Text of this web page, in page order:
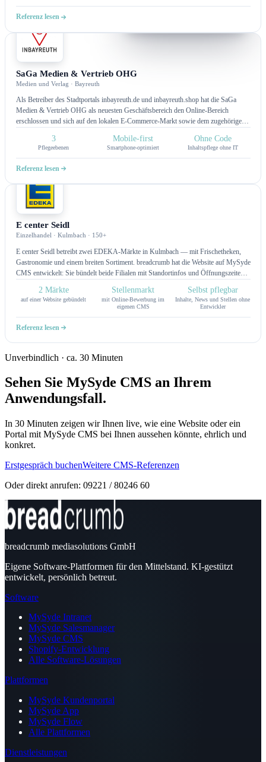
Referenz lesen
SaGa Medien & Vertrieb OHG
Medien und Verlag · Bayreuth
Als Betreiber des Stadtportals inbayreuth.de und inbayreuth.shop hat die SaGa
Medien & Vertrieb OHG als neuesten Geschäftsbereich den Online-Bereich
erschlossen und sich auf den lokalen E-Commerce-Markt sowie dem zugehörigen
3
Pflegeebenen
Mobile-first
Smartphone-optimiert
Ohne Code
Inhaltspflege ohne IT
Referenz lesen
E center Seidl
Einzelhandel · Kulmbach · 150+
E center Seidl betreibt zwei EDEKA-Märkte in Kulmbach — mit Frischetheken,
Gastronomie und einem breiten Sortiment. breadcrumb hat die Website auf MySyde
CMS entwickelt: Sie bündelt beide Filialen mit Standortinfos und Öffnungszeiten,
Stellenmarkt mit Online-Bewerbung mit. Inhalte, News und Stellen pflegt das Team
2 Märkte
auf einer Website gebündelt
Stellenmarkt
mit Online-Bewerbung im
eigenen CMS
Selbst pflegbar
Inhalte, News und Stellen ohne
Entwickler
Referenz lesen
Unverbindlich · ca. 30 Minuten
Sehen Sie MySyde CMS an Ihrem
Anwendungsfall.
In 30 Minuten zeigen wir Ihnen live, wie eine Website oder ein
Portal mit MySyde CMS bei Ihnen aussehen könnte, ehrlich und
konkret.
Erstgespräch buchenWeitere CMS-Referenzen
Oder direkt anrufen: 09221 / 80246 60
breadcrumb mediasolutions GmbH
Eigene Software-Plattformen für den Mittelstand. KI-gestützt
entwickelt, persönlich betreut.
Software
MySyde Intranet
MySyde Salesmanager
MySyde CMS
Shopify-Entwicklung
Alle Software-Lösungen
Plattformen
MySyde Kundenportal
MySyde App
MySyde Flow
Alle Plattformen
Dienstleistungen